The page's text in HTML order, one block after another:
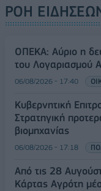
ΡΟΗ
ΟΠΕΚΑ: Αύριο η
του Λογαριασμού
06/08/2026 - 17:40
Κυβερνητική
Στρατηγική
βιομηχανίας
06/08/2026 - 17:18
Από τις 28
Κάρτας Αγρότη